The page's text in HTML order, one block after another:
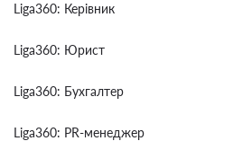
Liga360: Керівник
Liga360: Юрист
Liga360: Бухгалтер
Liga360: PR-менеджер